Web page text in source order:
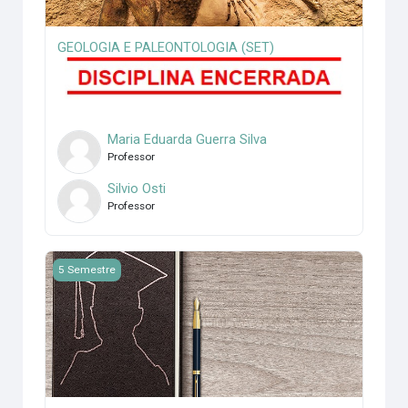
GEOLOGIA E PALEONTOLOGIA (SET)
Maria Eduarda Guerra Silva
Professor
Silvio Osti
Professor
Imagem do curso TRABALHO DE CONCLUSAO DE CURSO
5 Semestre